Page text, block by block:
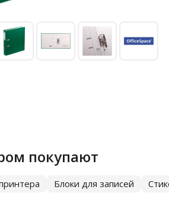
покупают
Блоки для записей